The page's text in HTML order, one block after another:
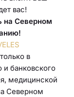
вас!
на Северном
в
банковского
, медицинской
Северном